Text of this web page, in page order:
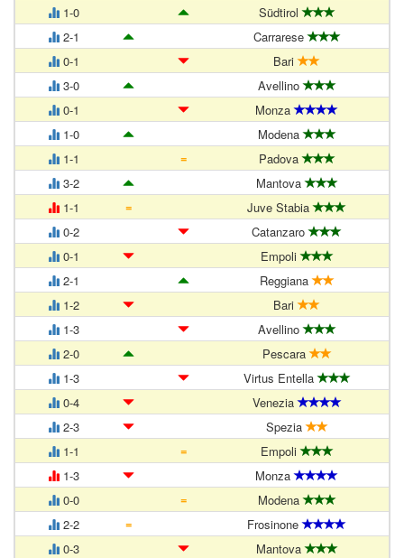
1-0
Südtirol
2-1
Carrarese
0-1
Bari
3-0
Avellino
0-1
Monza
1-0
Modena
1-1
=
Padova
3-2
Mantova
1-1
=
Juve Stabia
0-2
Catanzaro
0-1
Empoli
2-1
Reggiana
1-2
Bari
1-3
Avellino
2-0
Pescara
1-3
Virtus Entella
0-4
Venezia
2-3
Spezia
1-1
=
Empoli
1-3
Monza
0-0
=
Modena
2-2
=
Frosinone
0-3
Mantova